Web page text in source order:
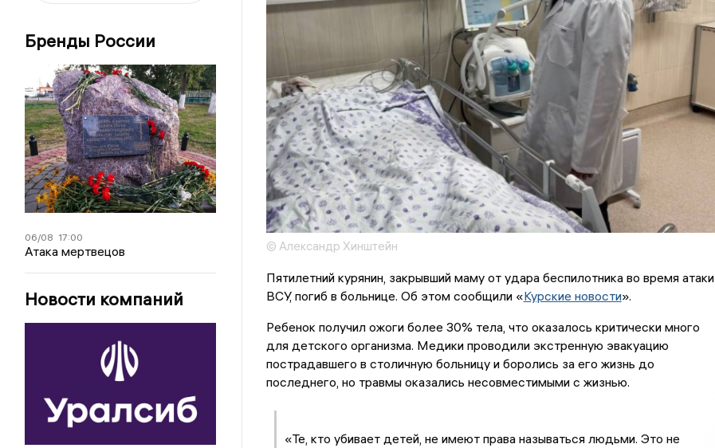
Бренды России
06/08 17:00
Атака мертвецов
Новости компаний
© Александр Хинштейн
Пятилетний курянин, закрывший маму от удара беспилотника во время атаки
ВСУ, погиб в больнице. Об этом сообщили «Курские новости».
Ребенок получил ожоги более 30% тела, что оказалось критически много
для детского организма. Медики проводили экстренную эвакуацию
пострадавшего в столичную больницу и боролись за его жизнь до
последнего, но травмы оказались несовместимыми с жизнью.
«Те, кто убивает детей, не имеют права называться людьми. Это не